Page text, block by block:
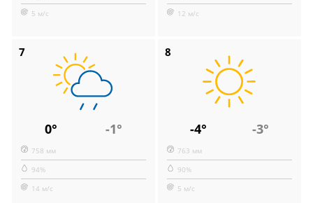
5 м/с
12 м/с
7
0° -1°
758 мм
94%
14 м/с
8
-4° -3°
763 мм
90%
5 м/с